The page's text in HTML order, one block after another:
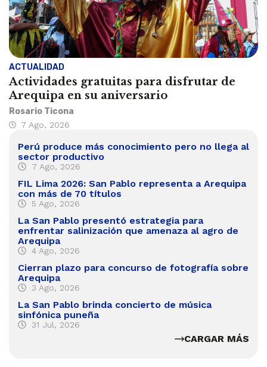
ACTUALIDAD
Actividades gratuitas para disfrutar de
Arequipa en su aniversario
Rosario Ticona
7 Ago, 2026
Perú produce más conocimiento pero no llega al
sector productivo
7 Ago, 2026
FIL Lima 2026: San Pablo representa a Arequipa
con más de 70 títulos
5 Ago, 2026
La San Pablo presentó estrategia para
enfrentar salinización que amenaza al agro de
Arequipa
4 Ago, 2026
Cierran plazo para concurso de fotografía sobre
Arequipa
3 Ago, 2026
La San Pablo brinda concierto de música
sinfónica puneña
31 Jul, 2026
CARGAR MÁS